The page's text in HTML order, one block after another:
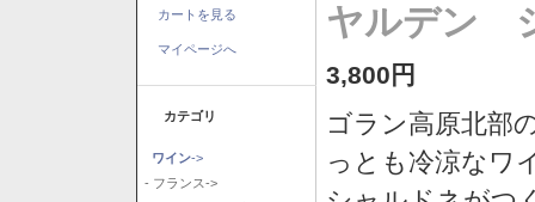
カートを見る
マイページへ
カテゴリ
ワイン->
- フランス->
ヤルデン
3,800円
ゴラン高原北部
っとも冷涼なワ